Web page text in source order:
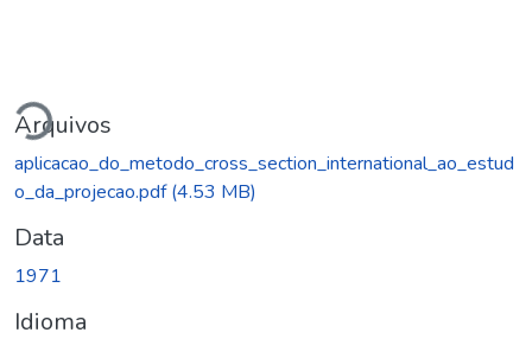
Arquivos
aplicacao_do_metodo_cross_section_international_ao_estud
o_da_projecao.pdf(4.53 MB)
Data
1971
Idioma